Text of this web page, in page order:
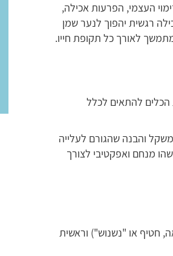
העצמי, הפרעות אכילה,
רגשית יהפוך לנער שמן
לאורך כל תקופת חייו.
הכלים להתאים לכלל
והבנה שהגורם לעלייה
מנחם ואפקטיבי לצורך
חטיף או "נשנוש") וראשית